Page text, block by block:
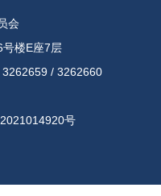
会
楼E座7层
/ 3262660
号